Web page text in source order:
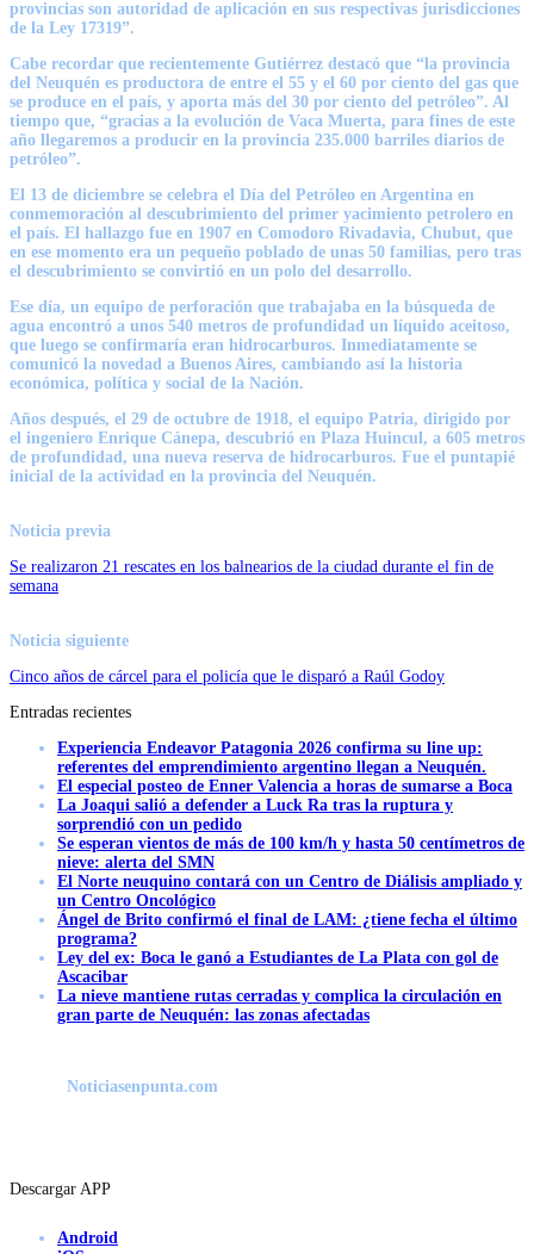
provincias son autoridad de aplicación en sus respectivas jurisdicciones
de la Ley 17319”.
Cabe recordar que recientemente Gutiérrez destacó que “la provincia
del Neuquén es productora de entre el 55 y el 60 por ciento del gas que
se produce en el país, y aporta más del 30 por ciento del petróleo”. Al
tiempo que, “gracias a la evolución de Vaca Muerta, para fines de este
año llegaremos a producir en la provincia 235.000 barriles diarios de
petróleo”.
El 13 de diciembre se celebra el Día del Petróleo en Argentina en
conmemoración al descubrimiento del primer yacimiento petrolero en
el país. El hallazgo fue en 1907 en Comodoro Rivadavia, Chubut, que
en ese momento era un pequeño poblado de unas 50 familias, pero tras
el descubrimiento se convirtió en un polo del desarrollo.
Ese día, un equipo de perforación que trabajaba en la búsqueda de
agua encontró a unos 540 metros de profundidad un líquido aceitoso,
que luego se confirmaría eran hidrocarburos. Inmediatamente se
comunicó la novedad a Buenos Aires, cambiando así la historia
económica, política y social de la Nación.
Años después, el 29 de octubre de 1918, el equipo Patria, dirigido por
el ingeniero Enrique Cánepa, descubrió en Plaza Huincul, a 605 metros
de profundidad, una nueva reserva de hidrocarburos. Fue el puntapié
inicial de la actividad en la provincia del Neuquén.
Noticia previa
Se realizaron 21 rescates en los balnearios de la ciudad durante el fin de
semana
Noticia siguiente
Cinco años de cárcel para el policía que le disparó a Raúl Godoy
Entradas recientes
Experiencia Endeavor Patagonia 2026 confirma su line up:
referentes del emprendimiento argentino llegan a Neuquén.
El especial posteo de Enner Valencia a horas de sumarse a Boca
La Joaqui salió a defender a Luck Ra tras la ruptura y
sorprendió con un pedido
Se esperan vientos de más de 100 km/h y hasta 50 centímetros de
nieve: alerta del SMN
El Norte neuquino contará con un Centro de Diálisis ampliado y
un Centro Oncológico
Ángel de Brito confirmó el final de LAM: ¿tiene fecha el último
programa?
Ley del ex: Boca le ganó a Estudiantes de La Plata con gol de
Ascacibar
La nieve mantiene rutas cerradas y complica la circulación en
gran parte de Neuquén: las zonas afectadas
Noticiasenpunta.com
Descargar APP
Android